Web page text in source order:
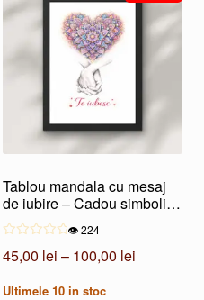
are
multe
variații.
Opțiunile
în
pagina
produsului.
Tablou mandala cu mesaj
de iubire – Cadou simbolic
pentru cuplu👁️ 224
45,00 lei – 100,00 lei
Ultimele 10 in stoc